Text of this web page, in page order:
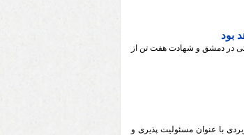
بود
در دمشق و شهادت هفت تن از
با عنوان مسئولیت پذیری و